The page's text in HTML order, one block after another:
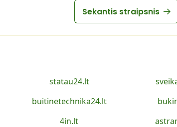
Sekantis straipsnis
statau24.lt
buitinetechnika24.lt
4in.lt